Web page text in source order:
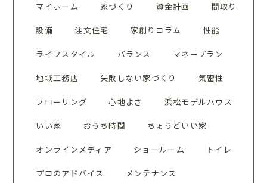
マイホーム 家づくり 資金計画 間取り
設備 注文住宅 家創りコラム 性能
ライフスタイル バランス マネープラン
地域工務店 失敗しない家づくり 気密性
フローリング 心地よさ 浜松モデルハウス
いい家 おうち時間 ちょうどいい家
オンラインメディア ショールーム トイレ
プロのアドバイス メンテナンス